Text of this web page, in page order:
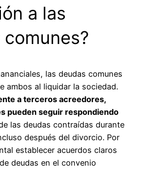
a las
las deudas comunes
ambos al liquidar la sociedad.
a terceros acreedores,
pueden seguir respondiendo
las deudas contraídas durante
después del divorcio. Por
establecer acuerdos claros
deudas en el convenio